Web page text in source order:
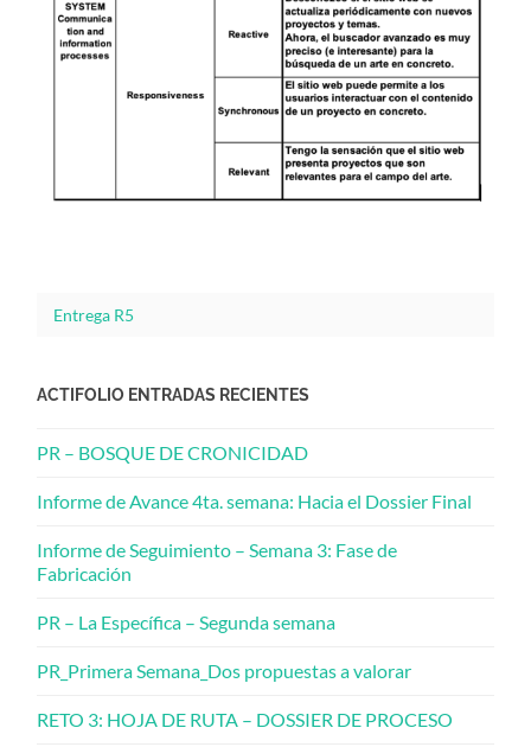
Entrega R5
ACTIFOLIO ENTRADAS RECIENTES
PR – BOSQUE DE CRONICIDAD
Informe de Avance 4ta. semana: Hacia el Dossier Final
Informe de Seguimiento – Semana 3: Fase de
Fabricación
PR – La Específica – Segunda semana
PR_Primera Semana_Dos propuestas a valorar
RETO 3: HOJA DE RUTA – DOSSIER DE PROCESO